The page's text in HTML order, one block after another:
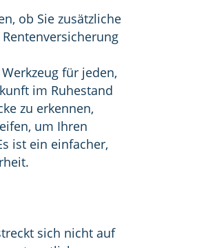
ob Sie zusätzliche
für jeden,
im Ruhestand
zu erkennen,
um Ihren
ist ein einfacher,
sich nicht auf